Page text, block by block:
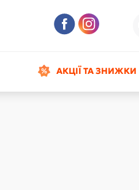
АКЦІЇ ТА ЗНИЖКИ